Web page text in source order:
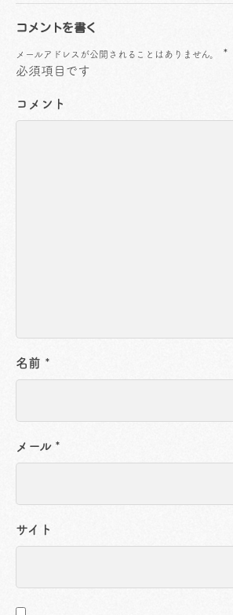
コメントを書く
メールアドレスが公開されることはありません。 *
必須項目です
コメント
名前 *
メール *
サイト